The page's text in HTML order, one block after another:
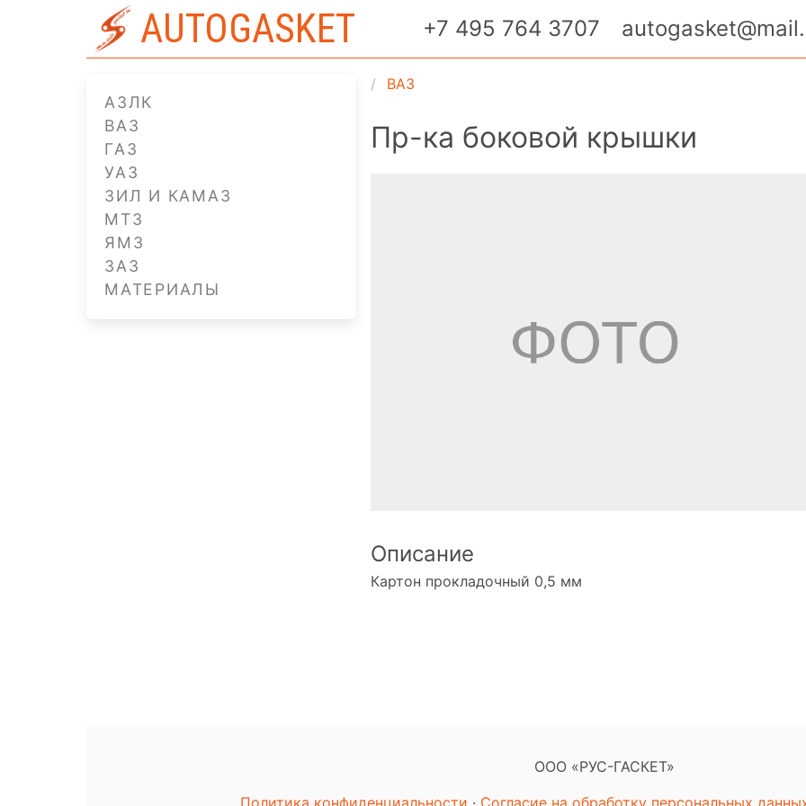
AUTOGASKET +7 495 764 3707
АЗЛК
ВАЗ
ГАЗ
УАЗ
ЗИЛ И КАМАЗ
МТЗ
ЯМЗ
ЗАЗ
МАТЕРИАЛЫ
ВАЗ
Пр-ка боковой крышки
Описание
Картон прокладочный 0,5 мм
ООО «РУС-ГАСКЕТ»
Политика конфиденциальности · Согласие на обработку персональных